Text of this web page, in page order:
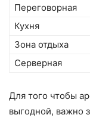
Переговорная
Кухня
Зона отдыха
Серверная
Для того чтобы
выгодной, важно